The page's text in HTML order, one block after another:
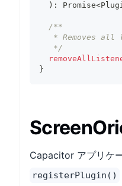
) : Promise<
/**
* Removes all
   */
}
Capacitor アプリケ
registerPlugin()